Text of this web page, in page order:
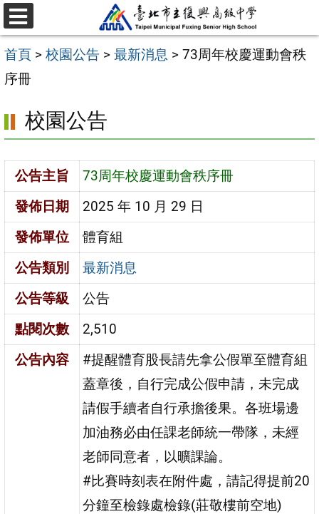
跳
至
主
要
容
區
選
單
首頁 > 校園公告 > 最新消息 > 73周年校慶運動會秩
序冊
校園公告
公告主旨
73周年校慶運動會秩序冊
發佈日期
2025 年 10 月 29 日
發佈單位
體育組
公告類別
最新消息
公告等級
公告
點閱次數
2,510
公告內容
#提醒體育股長請先拿公假單至體育組
蓋章後，自行完成公假申請，未完成
請假手續者自行承擔後果。各班場邊
加油務必由任課老師統一帶隊，未經
老師同意者，以曠課論。
#比賽時刻表在附件處，請記得提前20
分鐘至檢錄處檢錄(莊敬樓前空地)